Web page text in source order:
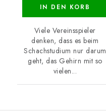
IN DEN KORB
Viele Vereinsspieler
denken, dass es beim
Schachstudium nur darum
geht, das Gehirn mit so
vielen...